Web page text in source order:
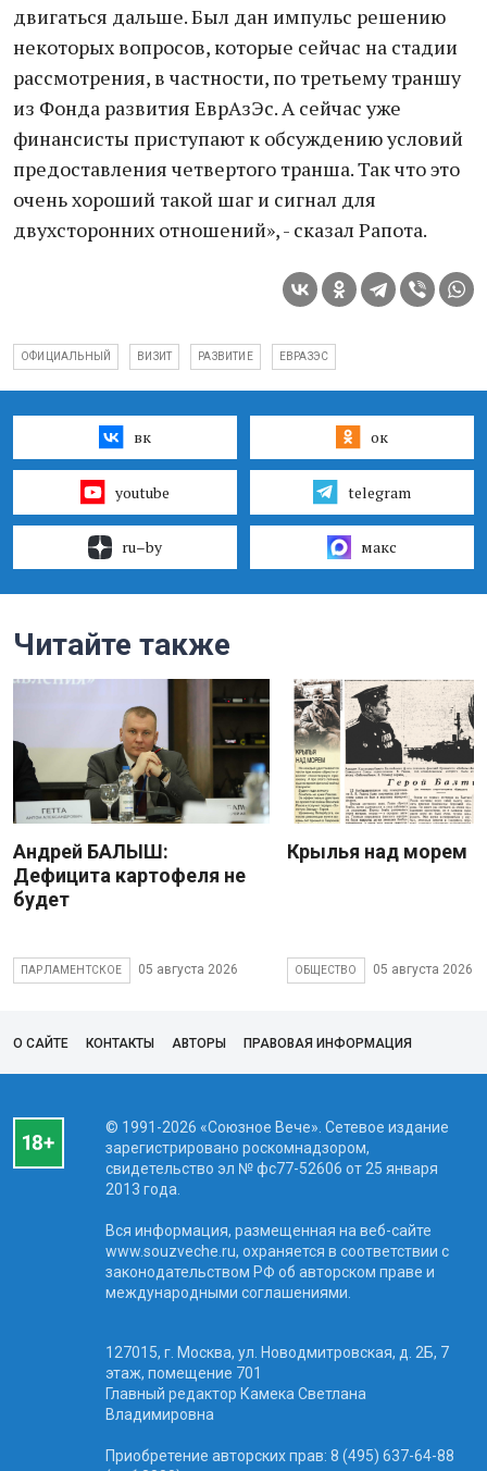
двигаться дальше. Был дан импульс решению
некоторых вопросов, которые сейчас на стадии
рассмотрения, в частности, по третьему траншу
из Фонда развития ЕврАзЭс. А сейчас уже
финансисты приступают к обсуждению условий
предоставления четвертого транша. Так что это
очень хороший такой шаг и сигнал для
двухсторонних отношений», - сказал Рапота.
ОФИЦИАЛЬНЫЙ ВИЗИТ РАЗВИТИЕ ЕВРАЗЭС
вк ок
youtube telegram
ru–by макс
Читайте также
Андрей БАЛЫШ:
Дефицита картофеля не
будет
ПАРЛАМЕНТСКОЕ 05 августа 2026
Крылья над морем
ОБЩЕСТВО 05 августа 2026
О САЙТЕ КОНТАКТЫ АВТОРЫ ПРАВОВАЯ ИНФОРМАЦИЯ
© 1991-2026 «Союзное Вече». Сетевое издание
зарегистрировано роскомнадзором,
свидетельство эл № фc77-52606 от 25 января
2013 года.
Вся информация, размещенная на веб-сайте
www.souzveche.ru, охраняется в соответствии с
законодательством РФ об авторском праве и
международными соглашениями.
127015, г. Москва, ул. Новодмитровская, д. 2Б, 7
этаж, помещение 701
Главный редактор Камека Светлана
Владимировна
Приобретение авторских прав: 8 (495) 637-64-88